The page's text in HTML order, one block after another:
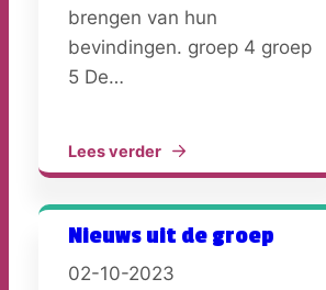
brengen van hun
bevindingen. groep 4 groep
5 De…
Lees verder
Nieuws uit de groep
02-10-2023